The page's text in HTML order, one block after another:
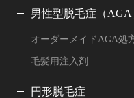
男性型脱毛症（AGA
オーダーメイドAGA処
毛髪用注入剤
円形脱毛症